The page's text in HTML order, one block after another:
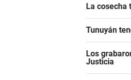
La
Tunuyán
Los
Justicia